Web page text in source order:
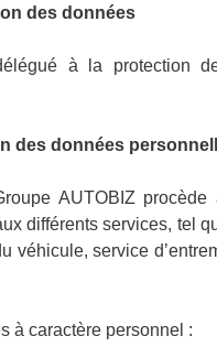
des données
à la protection
des données
AUTOBIZ
différents services, tel
véhicule, service
à caractère personnel :